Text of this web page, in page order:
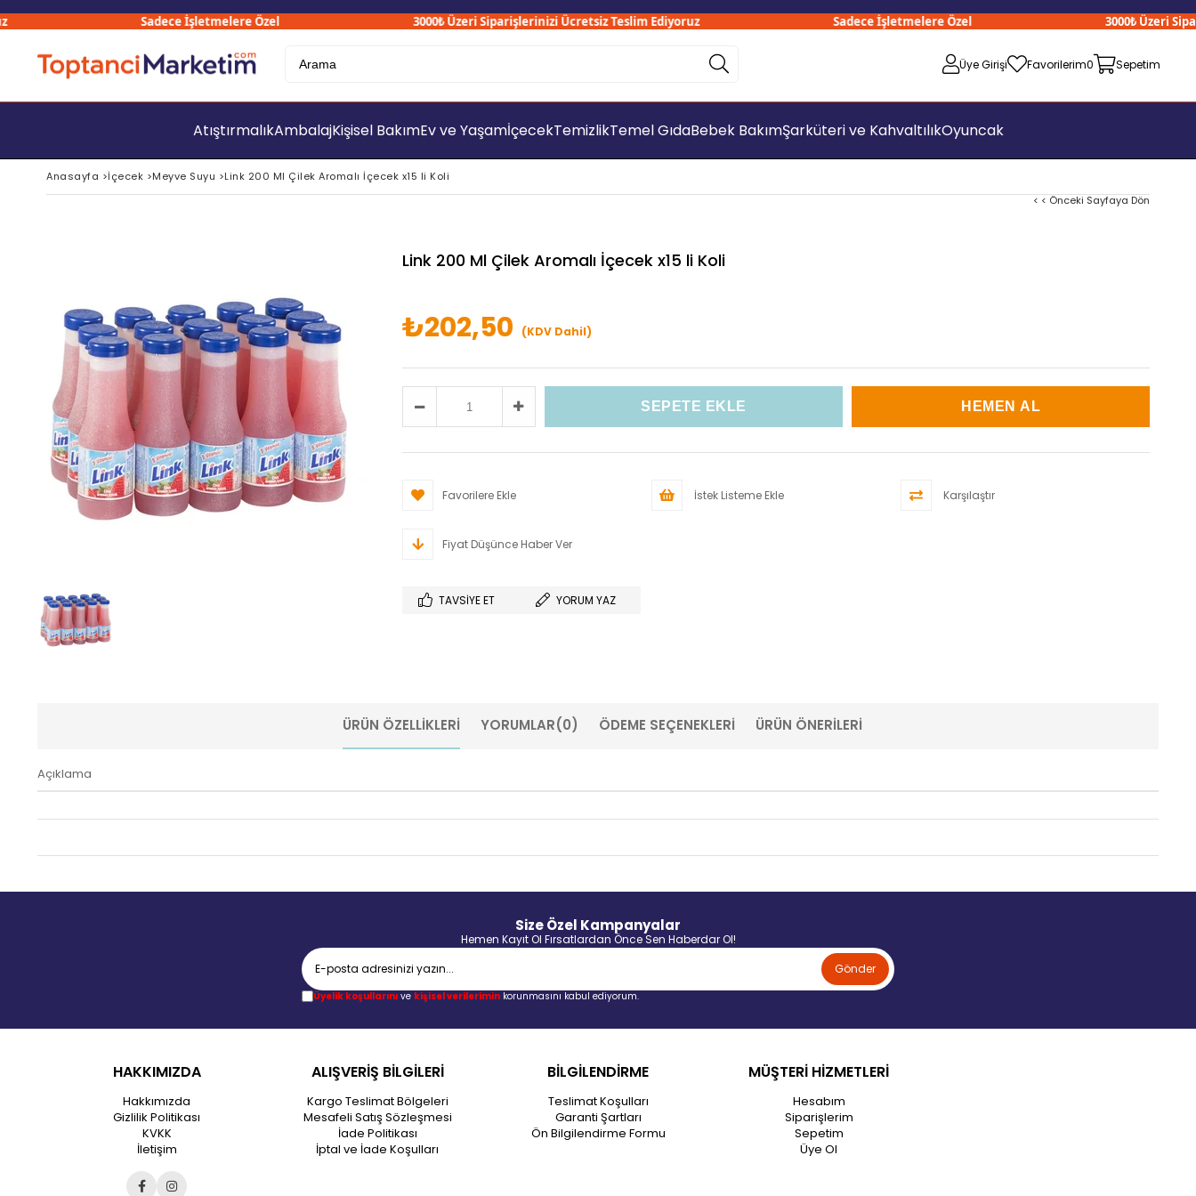
Sadece İşletmelere Özel 3000₺ Üzeri Siparişlerinizi Ücretsiz Teslim Ediyoruz Sadece İşletmelere Özel 3000₺ Üzeri
Üye Girişi Favorilerim0 Sepetim
AtıştırmalıkAmbalajKişisel BakımEv ve YaşamİçecekTemizlikTemel GıdaBebek BakımŞarküteri ve KahvaltılıkOyuncak
Anasayfa >İçecek >Meyve Suyu >Link 200 Ml Çilek Aromalı İçecek x15 li Koli
< < Önceki Sayfaya Dön
Link 200 Ml Çilek Aromalı İçecek x15 li Koli
₺202,50 (KDV Dahil)
Favorilere Ekle İstek Listeme Ekle Karşılaştır
Fiyat Düşünce Haber Ver
TAVSIYE ET YORUM YAZ
ÜRÜN ÖZELLIKLERI YORUMLAR(0) ÖDEME SEÇENEKLERI ÜRÜN ÖNERILERI
Açıklama
Size Özel Kampanyalar
Hemen Kayıt Ol Fırsatlardan Önce Sen Haberdar Ol!
Gönder
Üyelik koşullarınıve kişisel verileriminkorunmasını kabul ediyorum.
HAKKIMIZDA
Hakkımızda
Gizlilik Politikası
KVKK
İletişim
ALIŞVERİŞ BİLGİLERİ
Kargo Teslimat Bölgeleri
Mesafeli Satış Sözleşmesi
İade Politikası
İptal ve İade Koşulları
BİLGİLENDİRME
Teslimat Koşulları
Garanti Şartları
Ön Bilgilendirme Formu
MÜŞTERİ HİZMETLERİ
Hesabım
Siparişlerim
Sepetim
Üye Ol